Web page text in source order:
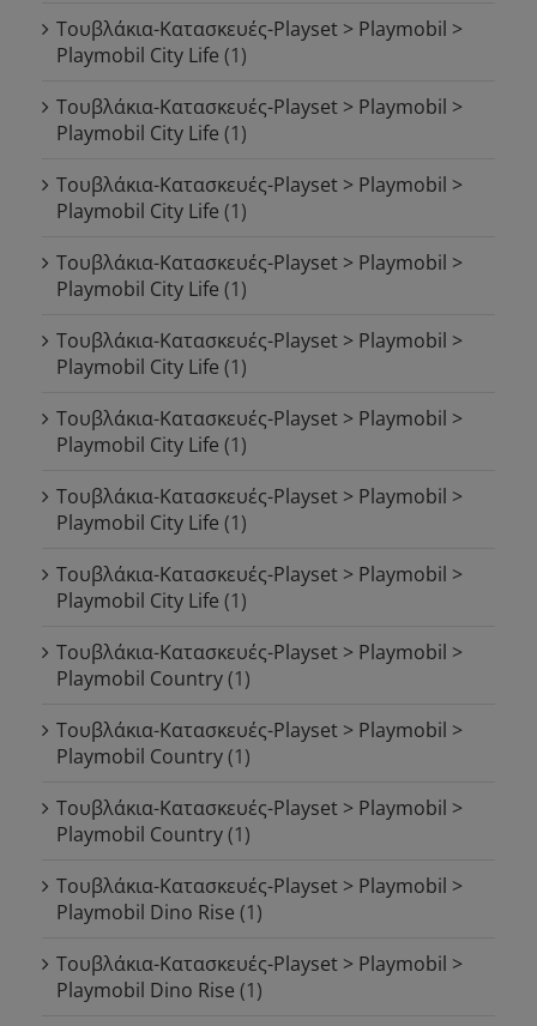
Τουβλάκια-Κατασκευές-Playset > Playmobil >
Playmobil City Life (1)
Τουβλάκια-Κατασκευές-Playset > Playmobil >
Playmobil City Life (1)
Τουβλάκια-Κατασκευές-Playset > Playmobil >
Playmobil City Life (1)
Τουβλάκια-Κατασκευές-Playset > Playmobil >
Playmobil City Life (1)
Τουβλάκια-Κατασκευές-Playset > Playmobil >
Playmobil City Life (1)
Τουβλάκια-Κατασκευές-Playset > Playmobil >
Playmobil City Life (1)
Τουβλάκια-Κατασκευές-Playset > Playmobil >
Playmobil City Life (1)
Τουβλάκια-Κατασκευές-Playset > Playmobil >
Playmobil City Life (1)
Τουβλάκια-Κατασκευές-Playset > Playmobil >
Playmobil Country(1)
Τουβλάκια-Κατασκευές-Playset > Playmobil >
Playmobil Country(1)
Τουβλάκια-Κατασκευές-Playset > Playmobil >
Playmobil Country(1)
Τουβλάκια-Κατασκευές-Playset > Playmobil >
Playmobil Dino Rise (1)
Τουβλάκια-Κατασκευές-Playset > Playmobil >
Playmobil Dino Rise (1)